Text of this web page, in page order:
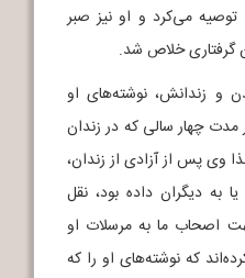
توصیه می‌کرد و او نیز صبر
گرفتاری خلاص شد.
و زندانش، نوشته‌های او
چهار سالی که در زندان
وی پس از آزادی از زندان،
به دیگران داده بود، نقل
اصحاب ما به مرسلات او
که نوشته‌های او را که